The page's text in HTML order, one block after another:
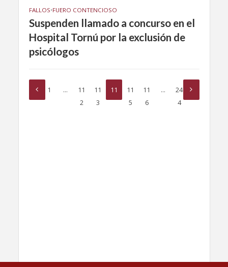
FALLOS•FUERO CONTENCIOSO
Suspenden llamado a concurso en el
Hospital Tornú por la exclusión de
psicólogos
1 …
11
2
11
3
11
4
11
5
11
6
…
24
4